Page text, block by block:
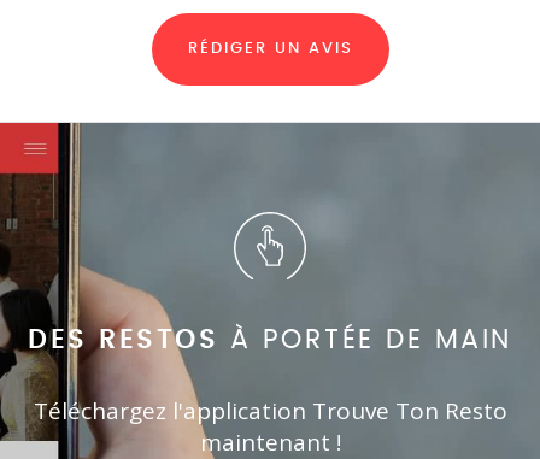
RÉDIGER UN AVIS
DES RESTOS À PORTÉE DE MAIN
Téléchargez l'application Trouve Ton Resto
maintenant !